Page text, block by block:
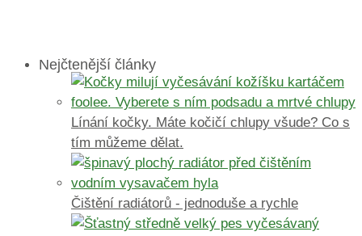
Nejčtenější články
Línání kočky. Máte kočičí chlupy všude? Co s
tím můžeme dělat.
Čištění radiátorů - jednoduše a rychle